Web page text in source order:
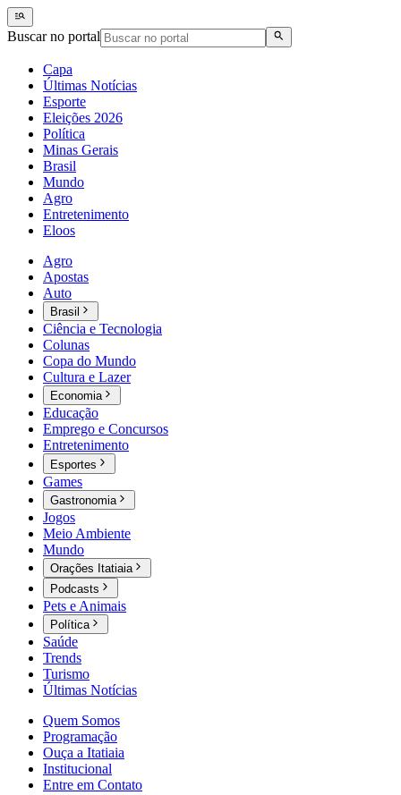
Buscar no portal
Capa
Últimas Notícias
Esporte
Eleições 2026
Política
Minas Gerais
Brasil
Mundo
Agro
Entretenimento
Eloos
Agro
Apostas
Auto
Brasil
Ciência e Tecnologia
Colunas
Copa do Mundo
Cultura e Lazer
Economia
Educação
Emprego e Concursos
Entretenimento
Esportes
Games
Gastronomia
Jogos
Meio Ambiente
Mundo
Orações Itatiaia
Podcasts
Pets e Animais
Política
Saúde
Trends
Turismo
Últimas Notícias
Quem Somos
Programação
Ouça a Itatiaia
Institucional
Entre em Contato